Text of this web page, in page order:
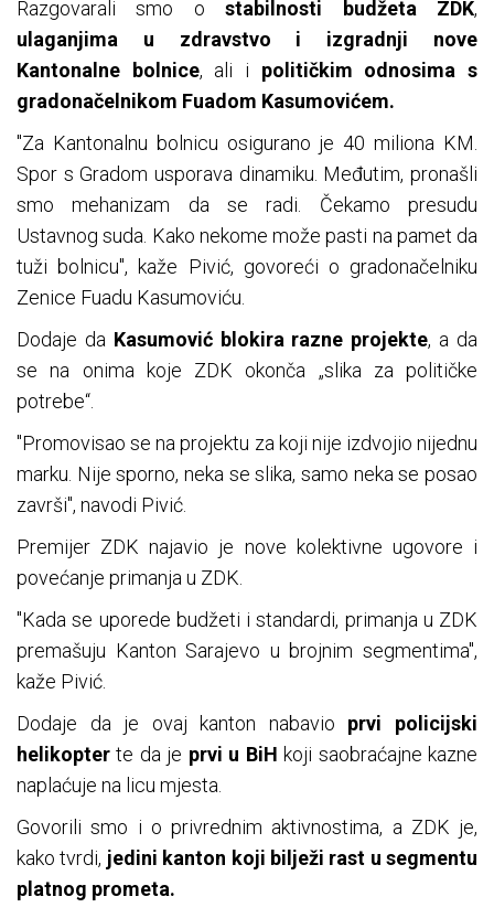
Razgovarali smo ostabilnosti budžeta ZDK,
ulaganjima u zdravstvo i izgradnji nove
Kantonalne bolnice, ali i političkim odnosima s
gradonačelnikom Fuadom Kasumovićem.
"Za Kantonalnu bolnicu osigurano je 40 miliona KM.
Spor s Gradom usporava dinamiku. Međutim, pronašli
smo mehanizam da se radi. Čekamo presudu
Ustavnog suda. Kako nekome može pasti na pamet da
tuži bolnicu", kaže Pivić, govoreći o gradonačelniku
Zenice Fuadu Kasumoviću.
Dodaje da Kasumović blokira razne projekte, a da
se na onima koje ZDK okonča „slika za političke
potrebe“.
"Promovisao se na projektu za koji nije izdvojio nijednu
marku. Nije sporno, neka se slika, samo neka se posao
završi", navodi Pivić.
Premijer ZDK najavio je nove kolektivne ugovore i
povećanje primanja u ZDK.
"Kada se uporede budžeti i standardi, primanja u ZDK
premašuju Kanton Sarajevo u brojnim segmentima",
kaže Pivić.
Dodaje da je ovaj kanton nabavio prvi policijski
helikopter te da je prvi u BiH koji saobraćajne kazne
naplaćuje na licu mjesta.
Govorili smo i o privrednim aktivnostima, a ZDK je,
kako tvrdi, jedini kanton koji bilježi rast u segmentu
platnog prometa.